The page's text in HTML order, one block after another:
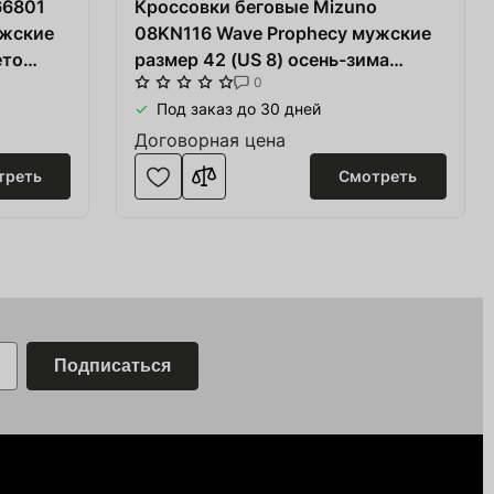
Кроссовки беговые Mizuno
08KN116 Wave Prophecy мужские
размер 42 (US 8) осень-зима
серый
0
Под заказ до 30 дней
Договорная цена
Смотреть
Подписаться
Перейти в корзину